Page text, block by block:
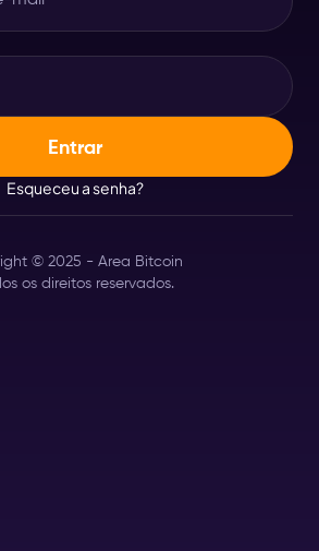
Esqueceu a senha?
© 2025 - Area Bitcoin
os direitos reservados.